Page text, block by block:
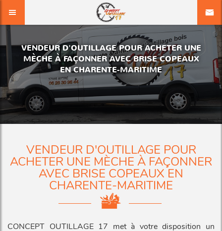
VENDEUR D'OUTILLAGE POUR ACHETER UNE
MÈCHE À FAÇONNER AVEC BRISE COPEAUX
EN CHARENTE-MARITIME
VENDEUR D'OUTILLAGE POUR
ACHETER UNE MÈCHE À FAÇONNER
AVEC BRISE COPEAUX EN
CHARENTE-MARITIME
CONCEPT OUTILLAGE 17 met à votre disposition un